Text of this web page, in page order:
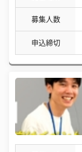
募集人数
申込締切